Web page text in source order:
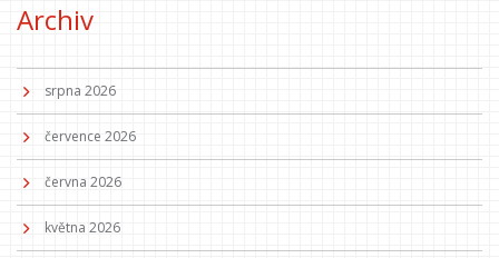
Archiv
srpna 2026
července 2026
června 2026
května 2026